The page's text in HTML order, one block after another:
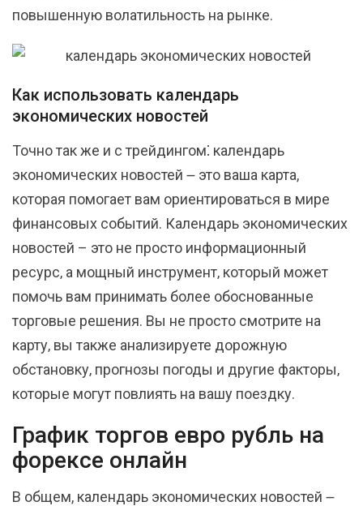
повышенную волатильность на рынке.
Как использовать календарь
экономических новостей
Точно так же и с трейдингом⁚ календарь
экономических новостей ౼ это ваша карта,
которая помогает вам ориентироваться в мире
финансовых событий. Календарь экономических
новостей – это не просто информационный
ресурс‚ а мощный инструмент‚ который может
помочь вам принимать более обоснованные
торговые решения. Вы не просто смотрите на
карту‚ вы также анализируете дорожную
обстановку‚ прогнозы погоды и другие факторы‚
которые могут повлиять на вашу поездку.
График торгов евро рубль на
форексе онлайн
В общем, календарь экономических новостей ౼